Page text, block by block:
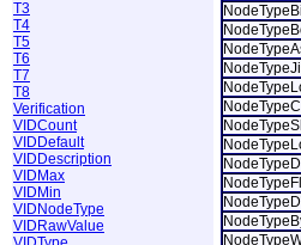
T3
T4
T5
T6
T7
T8
Verification
VIDCount
VIDDefault
VIDDescription
VIDMax
VIDMin
VIDNodeType
VIDRawValue